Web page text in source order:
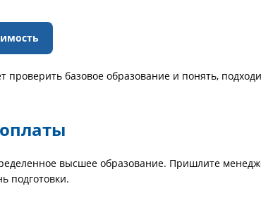
базовое образование и понять,
высшее образование. Пришлите
подготовки.